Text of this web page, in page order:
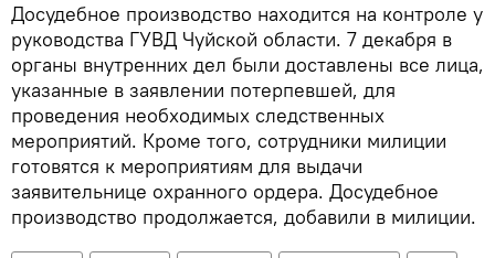
Досудебное производство находится на контроле у
руководства ГУВД Чуйской области. 7 декабря в
органы внутренних дел были доставлены все лица,
указанные в заявлении потерпевшей, для
проведения необходимых следственных
мероприятий. Кроме того, сотрудники милиции
готовятся к мероприятиям для выдачи
заявительнице охранного ордера. Досудебное
производство продолжается, добавили в милиции.